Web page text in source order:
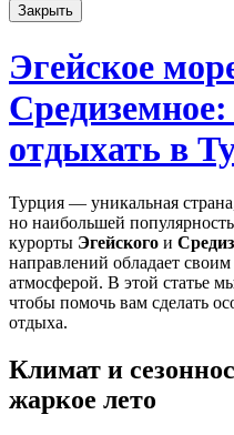
Закрыть
Эгейское
отдыхать в
Турция — уникальная
но наибольшей
курорты Эгейского и
направлений обладает
атмосферой. В этой статье
чтобы помочь вам сделать
отдыха.
Климат и
жаркое лето